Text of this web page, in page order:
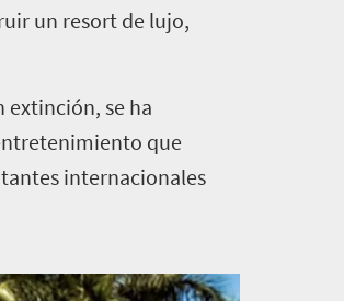
un resort de lujo,
extinción, se ha
que
internacionales